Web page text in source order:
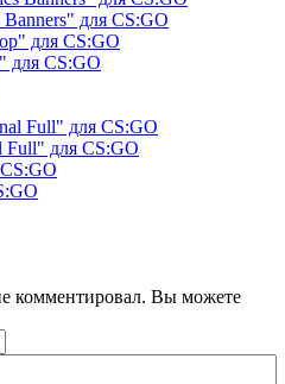
для CS:GO
для CS:GO
Full" для CS:GO
комментировал. Вы можете